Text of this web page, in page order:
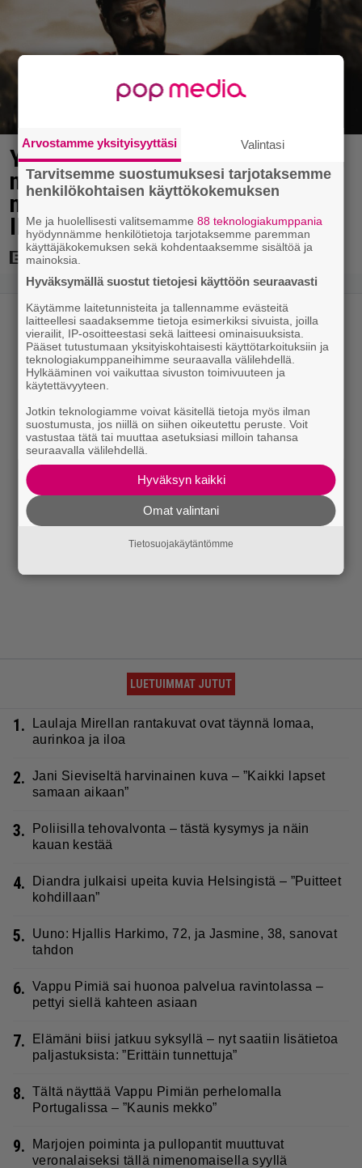
Yöllä tv:ssä: Sotaelokuvan
näyttelijät kasvattivat lihakset
nopeasti erikoisella kikalla –
IMDb-arvosana on 7,6
LUETUIMMAT JUTUT
1.
Laulaja Mirellan rantakuvat ovat täynnä lomaa,
aurinkoa ja iloa
2. Jani Sieviseltä harvinainen kuva – ”Kaikki lapset
samaan aikaan”
3.
Poliisilla tehovalvonta – tästä kysymys ja näin
kauan kestää
4.
Diandra julkaisi upeita kuvia Helsingistä – ”Puitteet
kohdillaan”
5.
Uuno: Hjallis Harkimo, 72, ja Jasmine, 38, sanovat
tahdon
6. Vappu Pimiä sai huonoa palvelua ravintolassa –
pettyi siellä kahteen asiaan
7.
Elämäni biisi jatkuu syksyllä – nyt saatiin lisätietoa
paljastuksista: ”Erittäin tunnettuja”
8. Tältä näyttää Vappu Pimiän perhelomalla
Portugalissa – ”Kaunis mekko”
9.
Marjojen poiminta ja pullopantit muuttuvat
veronalaiseksi tällä nimenomaisella syyllä
Arvostamme yksityisyyttäsi Valintasi
Tarvitsemme suostumuksesi tarjotaksemme
henkilökohtaisen käyttökokemuksen
Me ja huolellisesti valitsemamme88 teknologiakumppania
hyödynnämme henkilötietoja tarjotaksemme paremman
käyttäjäkokemuksen sekä kohdentaaksemme sisältöä ja
mainoksia.
Hyväksymällä suostut tietojesi käyttöön seuraavasti
Käytämme laitetunnisteita ja tallennamme evästeitä
laitteellesi saadaksemme tietoja esimerkiksi sivuista, joilla
vierailit, IP-osoitteestasi sekä laitteesi ominaisuuksista.
Pääset tutustumaan yksityiskohtaisesti käyttötarkoituksiin ja
teknologiakumppaneihimme seuraavalla välilehdellä.
Hylkääminen voi vaikuttaa sivuston toimivuuteen ja
käytettävyyteen.
Jotkin teknologiamme voivat käsitellä tietoja myös ilman
suostumusta, jos niillä on siihen oikeutettu peruste. Voit
vastustaa tätä tai muuttaa asetuksiasi milloin tahansa
seuraavalla välilehdellä.
Hyväksyn kaikki
Omat valintani
Tietosuojakäytäntömme